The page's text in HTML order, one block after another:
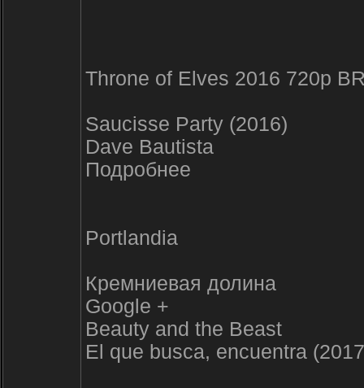
Throne of Elves 2016 720p
Saucisse Party (2016)
Dave Bautista
Подробнее
Portlandia
Кремниевая долина
Google +
Beauty and the Beast
El que busca, encuentra